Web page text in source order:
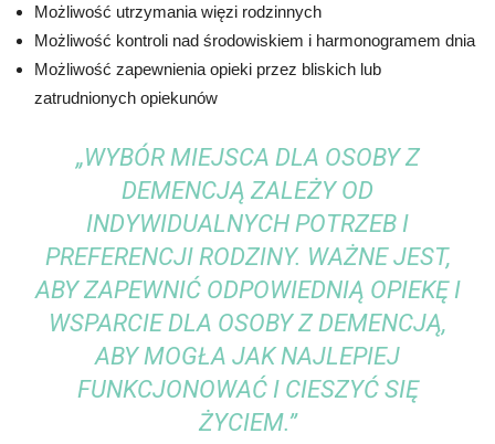
Możliwość utrzymania więzi rodzinnych
Możliwość kontroli nad środowiskiem i harmonogramem dnia
Możliwość zapewnienia opieki przez bliskich lub
zatrudnionych opiekunów
„WYBÓR MIEJSCA DLA OSOBY Z
DEMENCJĄ ZALEŻY OD
INDYWIDUALNYCH POTRZEB I
PREFERENCJI RODZINY. WAŻNE JEST,
ABY ZAPEWNIĆ ODPOWIEDNIĄ OPIEKĘ I
WSPARCIE DLA OSOBY Z DEMENCJĄ,
ABY MOGŁA JAK NAJLEPIEJ
FUNKCJONOWAĆ I CIESZYĆ SIĘ
ŻYCIEM.”